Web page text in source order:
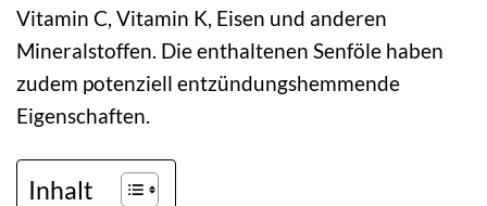
Vitamin C, Vitamin K, Eisen und anderen
Mineralstoffen. Die enthaltenen Senföle haben
zudem potenziell entzündungshemmende
Eigenschaften.
Inhalt